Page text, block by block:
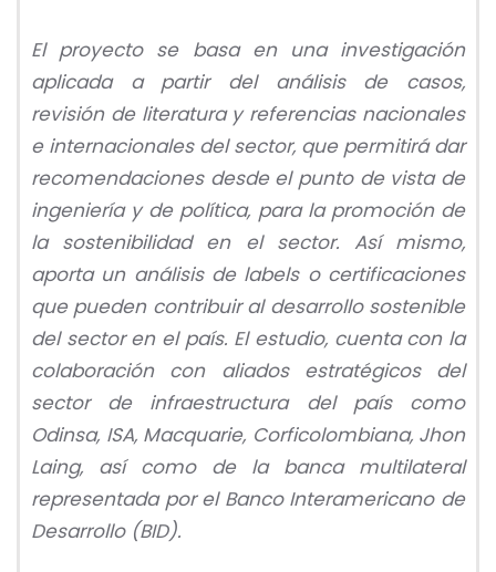
El proyecto se basa en una investigación
aplicada a partir del análisis de casos,
revisión de literatura y referencias nacionales
e internacionales del sector, que permitirá dar
recomendaciones desde el punto de vista de
ingeniería y de política, para la promoción de
la sostenibilidad en el sector. Así mismo,
aporta un análisis de labels o certificaciones
que pueden contribuir al desarrollo sostenible
del sector en el país. El estudio, cuenta con la
colaboración con aliados estratégicos del
sector de infraestructura del país como
Odinsa, ISA, Macquarie, Corficolombiana, Jhon
Laing, así como de la banca multilateral
representada por el Banco Interamericano de
Desarrollo (BID).